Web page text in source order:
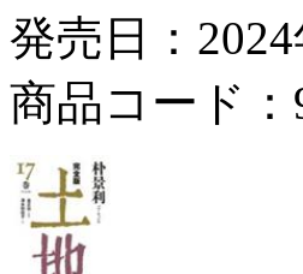
発売日：2024
商品コード：